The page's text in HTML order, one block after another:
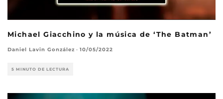
Michael Giacchino y la música de ‘The Batman’
Daniel Lavin González · 10/05/2022
5 MINUTO DE LECTURA